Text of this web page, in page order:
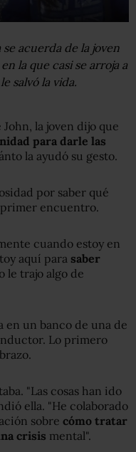
acuerda de la joven
la que casi se arroja a
salvó la vida.
la joven dijo que
para darle las
la ayudó su gesto.
por saber qué
primer encuentro.
cuando estoy en
aquí para saber
le trajo algo de
en un banco de una de
Lo primero
"Las cosas han ido
ella. "He colaborado
sobre cómo tratar
crisis mental".